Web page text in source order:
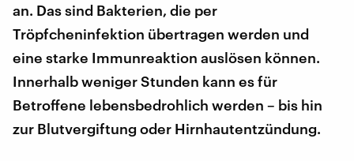
an. Das sind Bakterien, die per
Tröpfcheninfektion übertragen werden und
eine starke Immunreaktion auslösen können.
Innerhalb weniger Stunden kann es für
Betroffene lebensbedrohlich werden – bis hin
zur Blutvergiftung oder Hirnhautentzündung.